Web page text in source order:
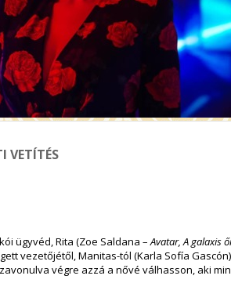
VETÍTÉS
ügyvéd, Rita (Zoe Saldana –Avatar, A galaxis
vezetőjétől, Manitas-tól (Karla Sofía
végre azzá a nővé válhasson, aki